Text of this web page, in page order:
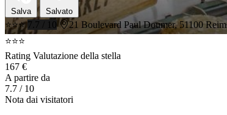
Salva Salvato
⭐⭐⭐ 7.7 / 10
21 Boulevard Paul Doumer, 51100
⭐⭐⭐
Rating Valutazione della stella
167 €
A partire da
7.7 / 10
Nota dai visitatori